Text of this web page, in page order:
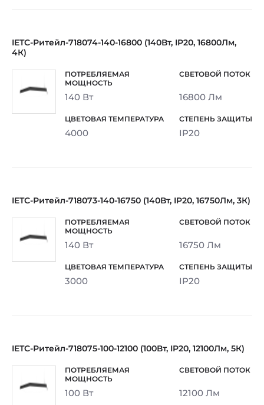
IETC-Ритейл-718074-140-16800 (140Вт, IP20, 16800Лм,
4К)
140 Вт 16800 Лм
4000 IP20
IETC-Ритейл-718073-140-16750 (140Вт, IP20, 16750Лм, 3К)
140 Вт 16750 Лм
3000 IP20
IETC-Ритейл-718075-100-12100 (100Вт, IP20, 12100Лм, 5К)
100 Вт 12100 Лм